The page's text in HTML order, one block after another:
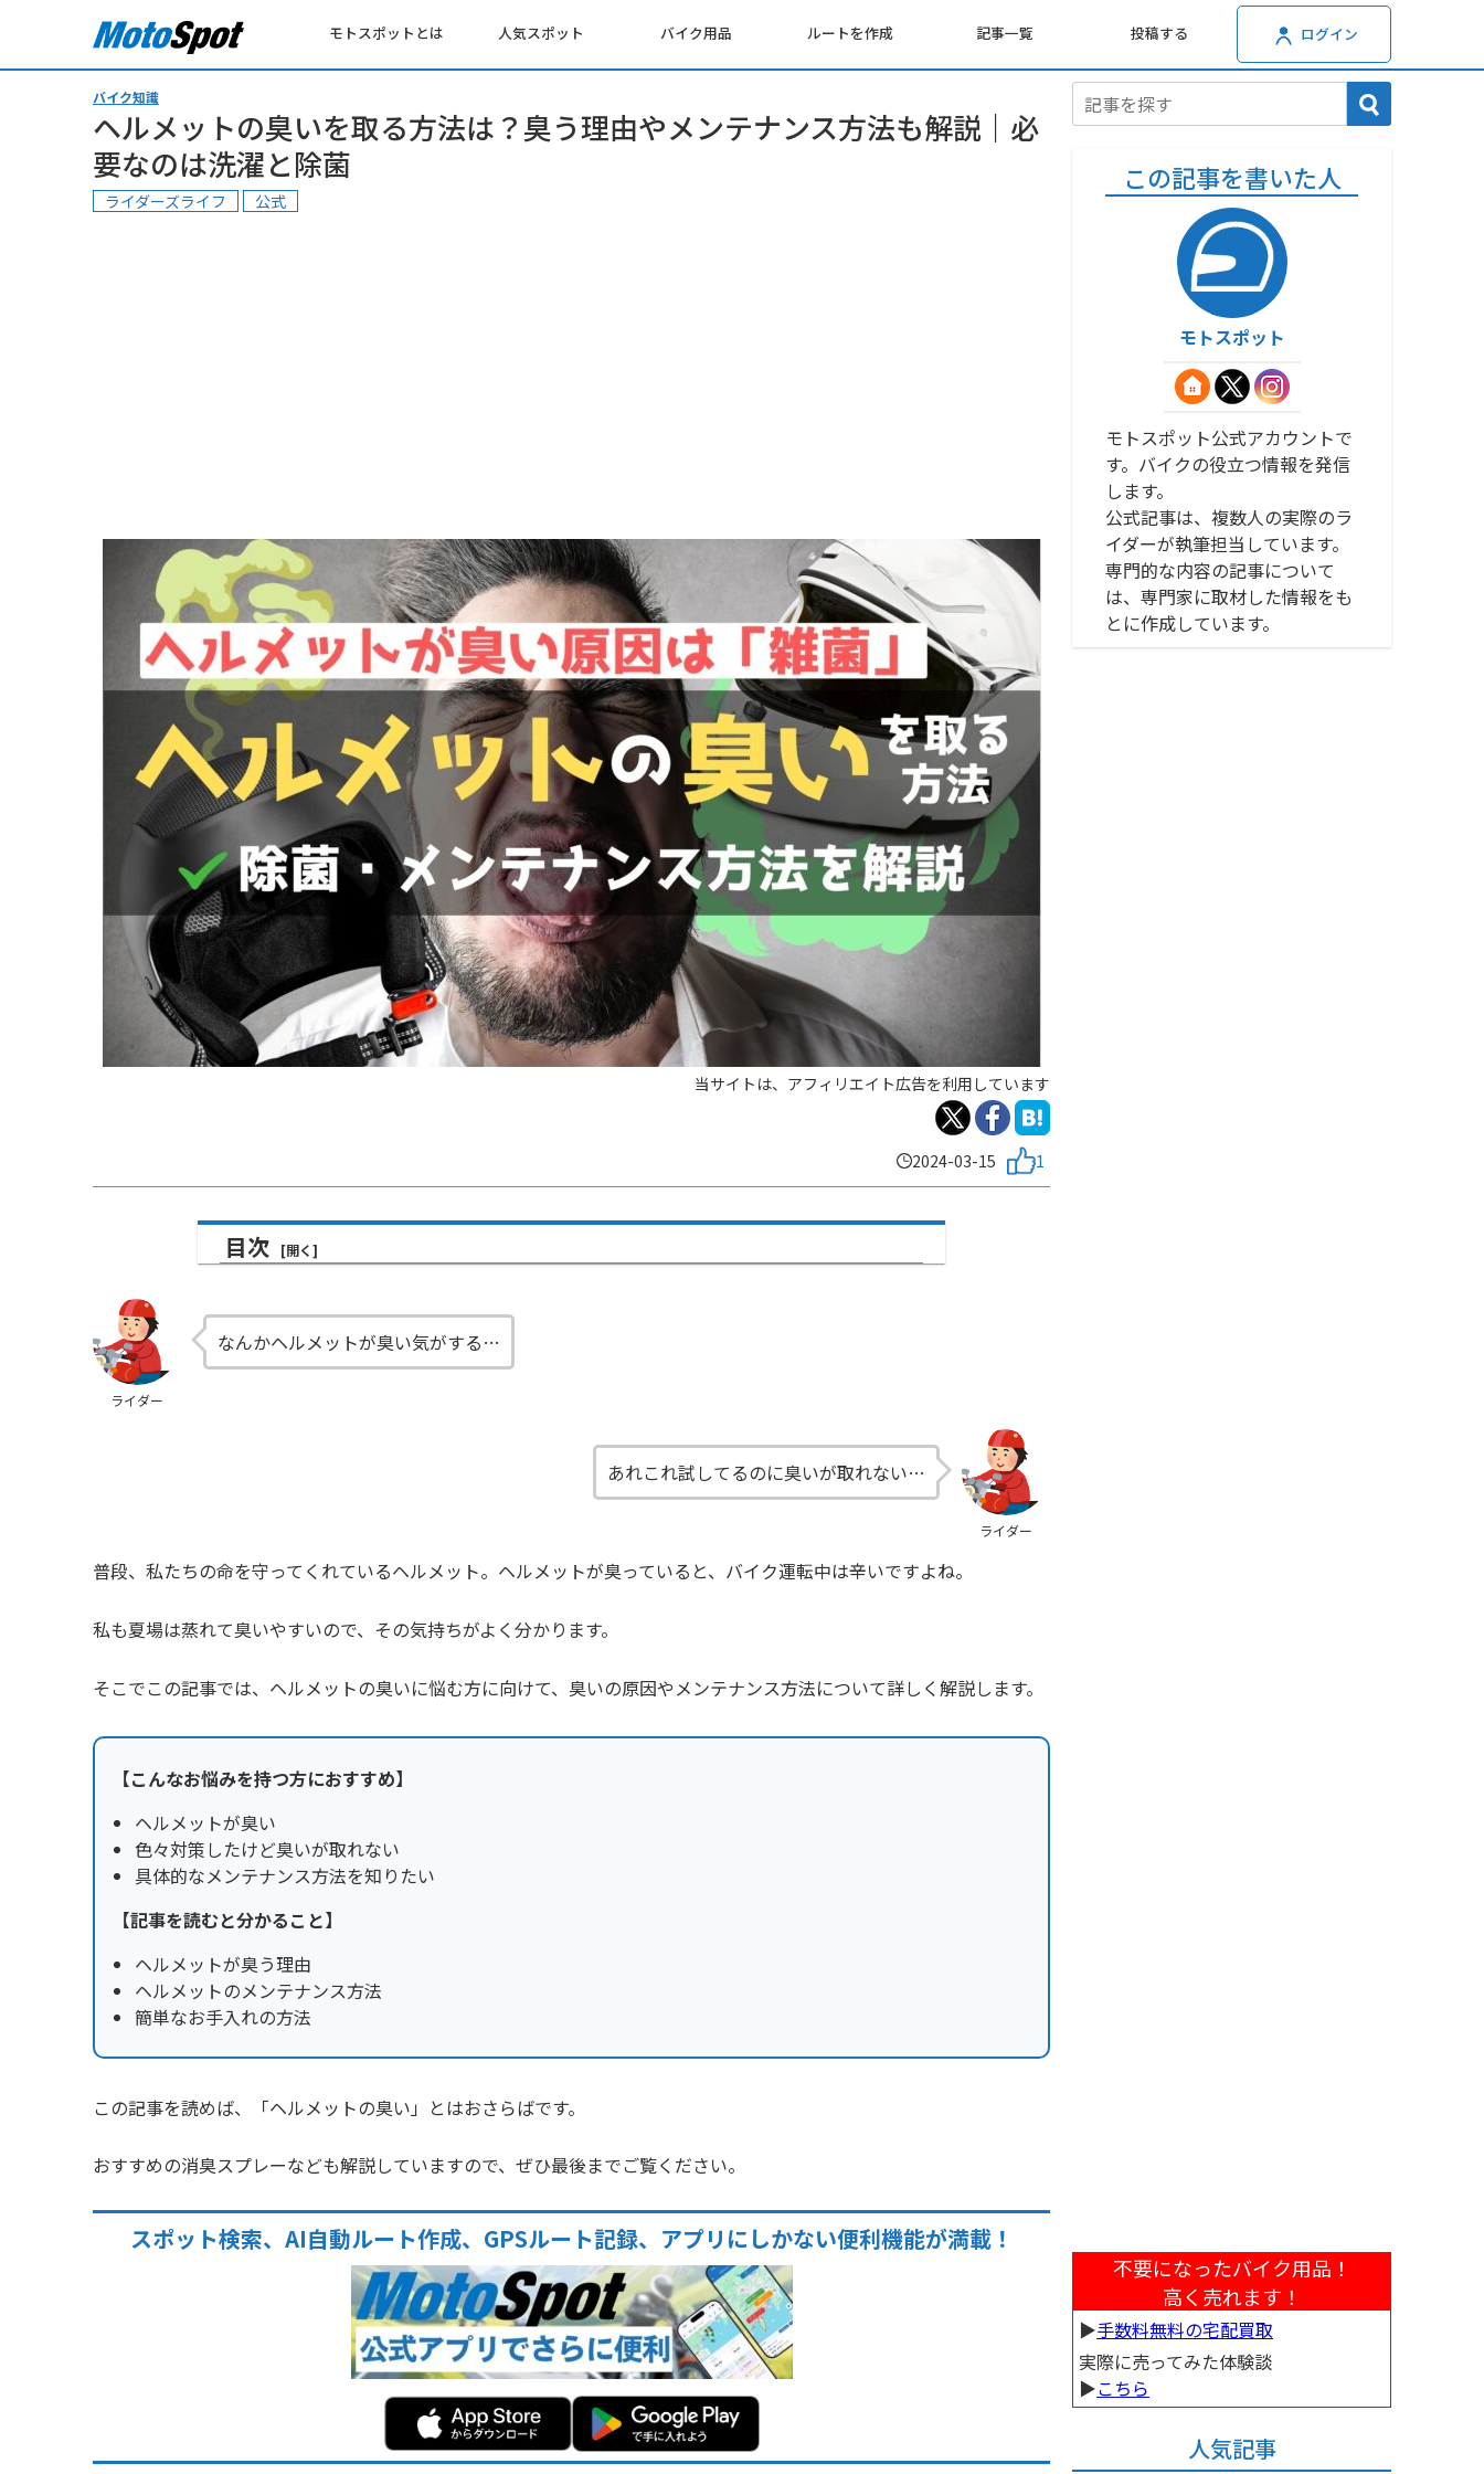
モトスポットとは 人気スポット バイク用品 ルートを作成 記事一覧 投稿する ログイン
バイク知識
ヘルメットの臭いを取る方法は？臭う理由やメンテナンス方法も解説｜必
要なのは洗濯と除菌
ライダーズライフ 公式
当サイトは、アフィリエイト広告を利用しています
2024-03-15 1
目次
ライダー
なんかヘルメットが臭い気がする…
ライダー
あれこれ試してるのに臭いが取れない…
普段、私たちの命を守ってくれているヘルメット。ヘルメットが臭っていると、バイク運転中は辛いですよね。
私も夏場は蒸れて臭いやすいので、その気持ちがよく分かります。
そこでこの記事では、ヘルメットの臭いに悩む方に向けて、臭いの原因やメンテナンス方法について詳しく解説します。
【こんなお悩みを持つ方におすすめ】
ヘルメットが臭い
色々対策したけど臭いが取れない
具体的なメンテナンス方法を知りたい
【記事を読むと分かること】
ヘルメットが臭う理由
ヘルメットのメンテナンス方法
簡単なお手入れの方法
この記事を読めば、「ヘルメットの臭い」とはおさらばです。
おすすめの消臭スプレーなども解説していますので、ぜひ最後までご覧ください。
スポット検索、AI自動ルート作成、GPSルート記録、アプリにしかない便利機能が満載！
この記事を書いた人
モトスポット
モトスポット公式アカウントで
す。バイクの役立つ情報を発信
します。
公式記事は、複数人の実際のラ
イダーが執筆担当しています。
専門的な内容の記事について
は、専門家に取材した情報をも
とに作成しています。
不要になったバイク用品！
高く売れます！
▶︎手数料無料の宅配買取
実際に売ってみた体験談
▶︎こちら
人気記事